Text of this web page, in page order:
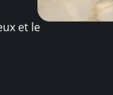
et le